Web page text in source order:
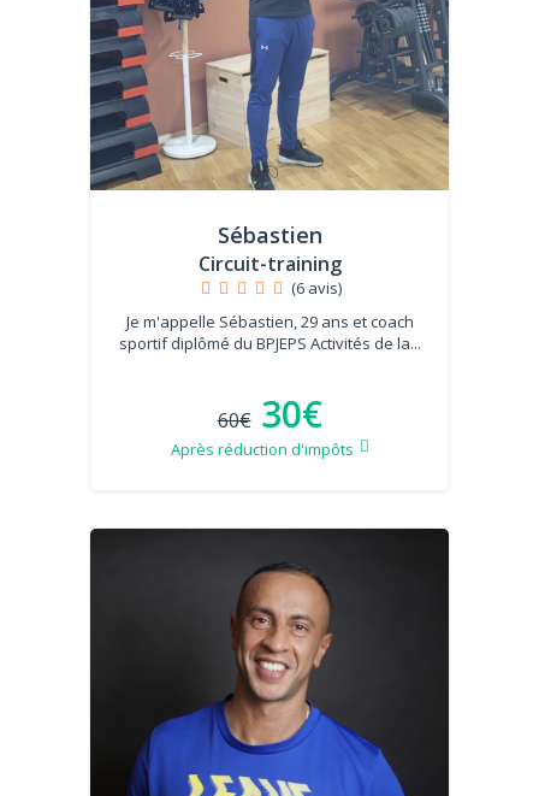
Sébastien
Circuit-training
(6 avis)
Je m'appelle Sébastien, 29 ans et coach
sportif diplômé du BPJEPS Activités de la...
60€ 30€
Après réduction d'impôts